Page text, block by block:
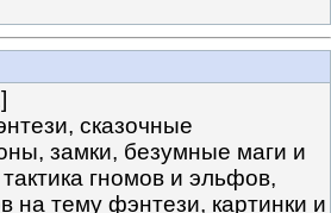
сказочные
замки, безумные маги и
гномов и эльфов,
на тему фэнтези, картинки и